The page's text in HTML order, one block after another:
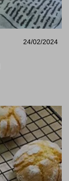
24/02/2024